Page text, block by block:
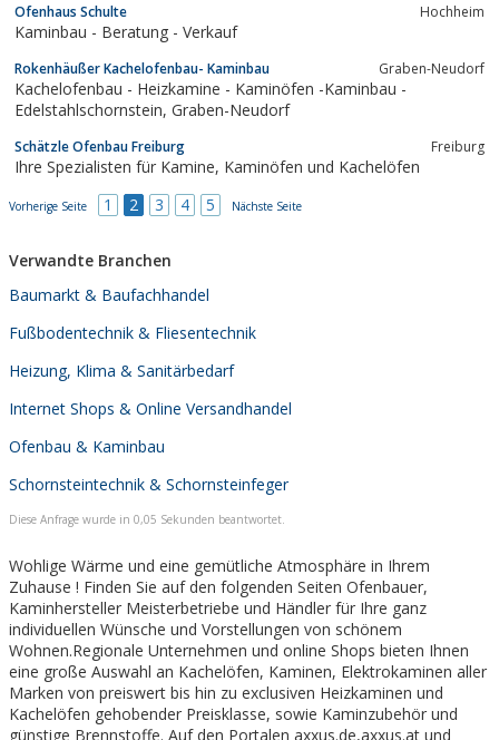
Ofenhaus Schulte Hochheim
Kaminbau - Beratung - Verkauf
Rokenhäußer Kachelofenbau- Kaminbau Graben-Neudorf
Kachelofenbau - Heizkamine - Kaminöfen -Kaminbau -
Edelstahlschornstein, Graben-Neudorf
Schätzle Ofenbau Freiburg Freiburg
Ihre Spezialisten für Kamine, Kaminöfen und Kachelöfen
Vorherige Seite 1 2 3 4 5 Nächste Seite
Verwandte Branchen
Baumarkt & Baufachhandel
Fußbodentechnik & Fliesentechnik
Heizung, Klima & Sanitärbedarf
Internet Shops & Online Versandhandel
Ofenbau & Kaminbau
Schornsteintechnik & Schornsteinfeger
Diese Anfrage wurde in 0,05 Sekunden beantwortet.
Wohlige Wärme und eine gemütliche Atmosphäre in Ihrem
Zuhause ! Finden Sie auf den folgenden Seiten Ofenbauer,
Kaminhersteller Meisterbetriebe und Händler für Ihre ganz
individuellen Wünsche und Vorstellungen von schönem
Wohnen.Regionale Unternehmen und online Shops bieten Ihnen
eine große Auswahl an Kachelöfen, Kaminen, Elektrokaminen aller
Marken von preiswert bis hin zu exclusiven Heizkaminen und
Kachelöfen gehobender Preisklasse, sowie Kaminzubehör und
günstige Brennstoffe. Auf den Portalen axxus.de,axxus.at und